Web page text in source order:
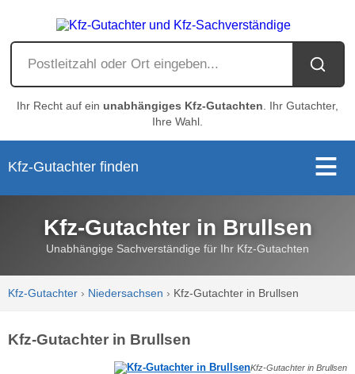
Ihr Recht auf ein unabhängiges Kfz-Gutachten . Ihr Gutachter,
Ihre Wahl.
Kfz-Gutachter finden
Kfz-Gutachter in Brullsen
Unabhängige Sachverständige für Ihr Kfz-Gutachten
Kfz-Gutachter › Niedersachsen › Kfz-Gutachter in Brullsen
Kfz-Gutachter in Brullsen
Kfz-Gutachter in Brullsen